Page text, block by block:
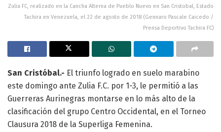
Zulia FC, realizado en la Cancha Alterna de Pueblo Nuevo en San Cristobal, Estado
Tachira en Venezuela, el 22 de agosto de 2018 (Gennaro Pascale Caicedo /
Prensa Deportivo Tachira FC)
San Cristóbal.- El triunfo logrado en suelo marabino
este domingo ante Zulia F.C. por 1-3, le permitió a las
Guerreras Aurinegras montarse en lo más alto de la
clasificación del grupo Centro Occidental, en el Torneo
Clausura 2018 de la Superliga Femenina.